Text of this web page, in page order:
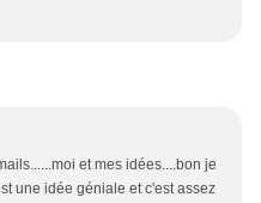
et mes idées....bon je
une idée géniale et c'est assez